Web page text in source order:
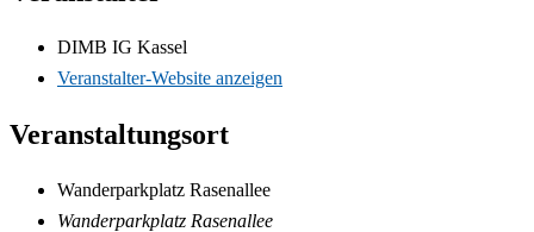
DIMB IG Kassel
Veranstalter-Website anzeigen
Veranstaltungsort
Wanderparkplatz Rasenallee
Wanderparkplatz Rasenallee